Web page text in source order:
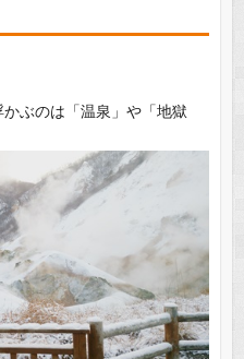
ぶのは「温泉」や「地獄